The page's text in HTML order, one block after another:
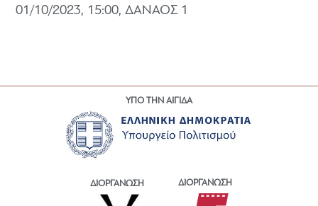
01/10/2023, 15:00, ΔΑΝΑΟΣ 1
ΥΠΟ ΤΗΝ ΑΙΓΙΔΑ
ΔΙΟΡΓΑΝΩΣΗ ΔΙΟΡΓΑΝΩΣΗ